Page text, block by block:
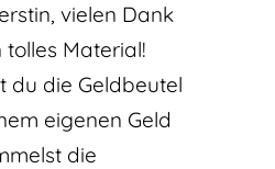
vielen Dank
tolles Material!
du die Geldbeutel
eigenen Geld
die